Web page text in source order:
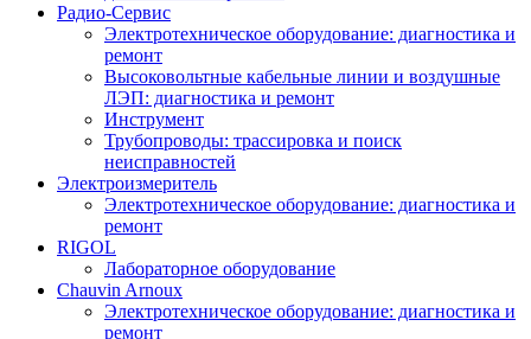
Радио-Cервис
Электротехническое оборудование: диагностика и
ремонт
Высоковольтные кабельные линии и воздушные
ЛЭП: диагностика и ремонт
Инструмент
Трубопроводы: трассировка и поиск
неисправностей
Электроизмеритель
Электротехническое оборудование: диагностика и
ремонт
RIGOL
Лабораторное оборудование
Chauvin Arnoux
Электротехническое оборудование: диагностика и
ремонт